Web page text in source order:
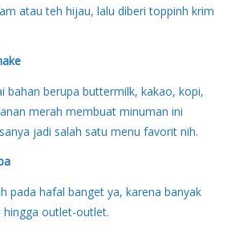
atau teh hijau, lalu diberi toppinh krim
bahan berupa buttermilk, kakao, kopi,
merah membuat minuman ini
jadi salah satu menu favorit nih.
pada hafal banget ya, karena banyak
hingga outlet-outlet.